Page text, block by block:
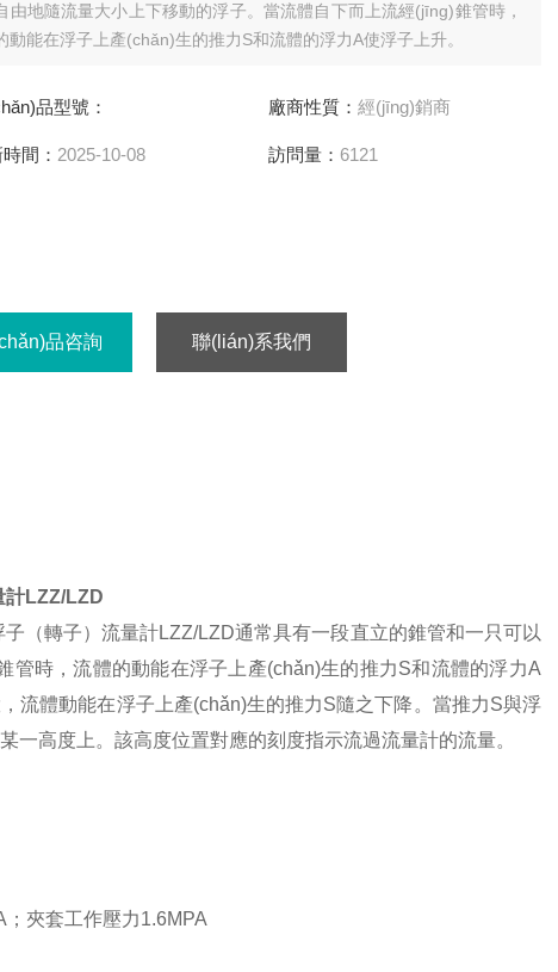
由地隨流量大小上下移動的浮子。當流體自下而上流經(jīng)錐管時，
動能在浮子上產(chǎn)生的推力S和流體的浮力A使浮子上升。
品型號： 廠商性質： 經(jīng)銷商
間： 2025-10-08 訪問量： 6121
品咨詢 聯(lián)系我們
計LZZ/LZD
（轉子）流量計LZZ/LZD通常具有一段直立的錐管和一只可以
時，流體的動能在浮子上產(chǎn)生的推力S和流體的浮力A
流體動能在浮子上產(chǎn)生的推力S隨之下降。當推力S與浮
高度上。該高度位置對應的刻度指示流過流量計的流量。
夾套工作壓力1.6MPA